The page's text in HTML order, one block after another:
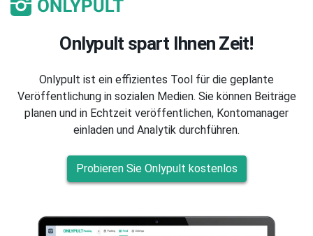
Onlypult spart Ihnen Zeit!
Onlypult ist ein effizientes Tool für die geplante
Veröffentlichung in sozialen Medien. Sie können Beiträge
planen und in Echtzeit veröffentlichen, Kontomanager
einladen und Analytik durchführen.
Probieren Sie Onlypult kostenlos